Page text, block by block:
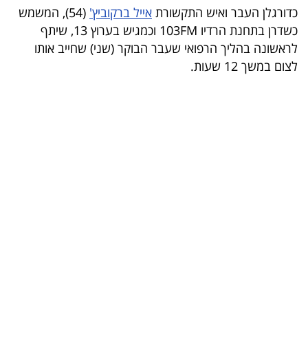
עסקי
ספורט
כדורגלן העבר ואיש התקשורת אייל ברקוביץ'
(54), המשמש
כשדרן בתחנת הרדיו 103FM וכמגיש בערוץ 13, שיתף
לראשונה בהליך הרפואי שעבר הבוקר (שני) שחייב אותו
לצום במשך 12 שעות.